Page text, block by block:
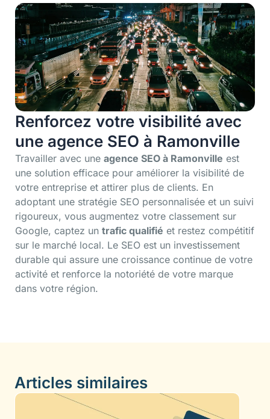
Renforcez votre visibilité avec
une agence SEO à Ramonville
Travailler avec une agence SEO à Ramonville est
une solution efficace pour améliorer la visibilité de
votre entreprise et attirer plus de clients. En
adoptant une stratégie SEO personnalisée et un suivi
rigoureux, vous augmentez votre classement sur
Google, captez un trafic qualifié et restez compétitif
sur le marché local. Le SEO est un investissement
durable qui assure une croissance continue de votre
activité et renforce la notoriété de votre marque
dans votre région.
Articles similaires